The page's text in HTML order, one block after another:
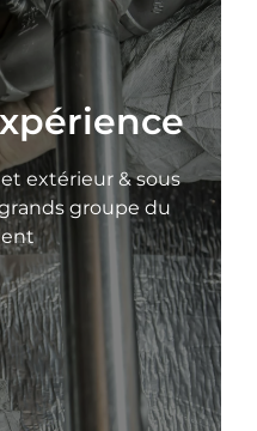
extérieur & sous
groupe du